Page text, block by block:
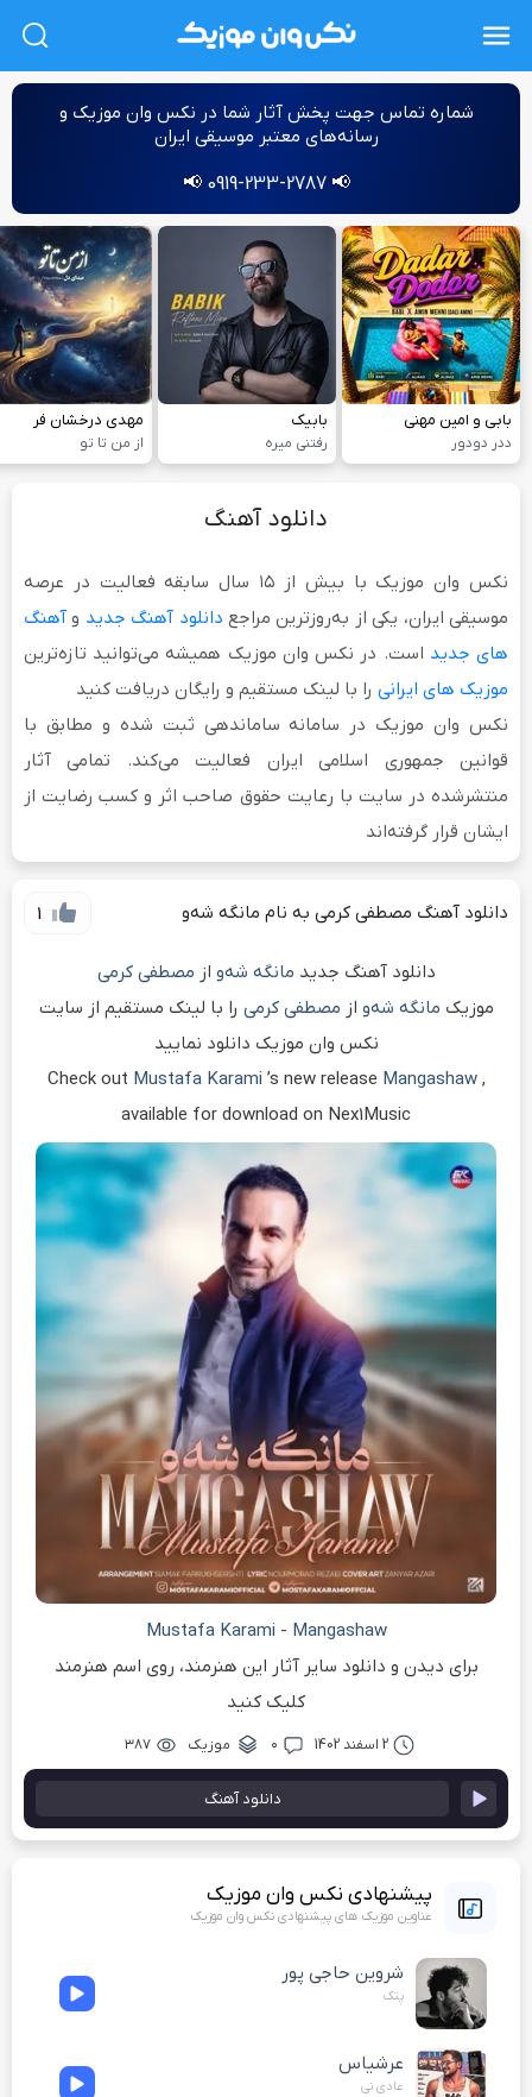
شماره‌ تماس جهت پخش آثار شما در نکس وان موزیک و
رسانه‌های معتبر موسیقی ایران
📢 0919-233-2787 📢
بابی و امین مهنی
ددر دودور
بابیک
رفتنی میره
مهدی درخشان فر
از من تا تو
دانلود آهنگ
نکس وان موزیک با بیش از ۱۵ سال سابقه فعالیت
در عرصه
موسیقی ایران، یکی از به‌روزترین مراجع دانلود آهنگ جدید و آهنگ
های جدید است. در نکس وان موزیک همیشه می‌توانید تازه‌ترین
موزیک های ایرانی را با لینک مستقیم و رایگان دریافت کنید
نکس وان موزیک در سامانه ساماندهی ثبت شده و مطابق با
قوانین جمهوری اسلامی ایران فعالیت می‌کند. تمامی آثار
منتشرشده در سایت با رعایت حقوق صاحب اثر و کسب رضایت از
ایشان قرار گرفته‌اند
1 دانلود آهنگ مصطفی کرمی به نام مانگە شەو
دانلود آهنگ جدید مانگە شەو از مصطفی کرمی
موزیک مانگە شەو از مصطفی کرمی را با لینک مستقیم از سایت
نکس وان موزیک دانلود نمایید
Check out Mustafa Karami ’s new release Mangashaw ,
available for download on Nex1Music
Mustafa Karami - Mangashaw
برای دیدن و دانلود سایر آثار این هنرمند، روی اسم هنرمند
کلیک کنید
2 اسفند 1402 ۰ موزیک ۳۸۷
دانلود آهنگ
پیشنهادی نکس وان موزیک
عناوین موزیک های پیشنهادی نکس وان موزیک
شروین حاجی پور
پتک
عرشیاس
عادی نی